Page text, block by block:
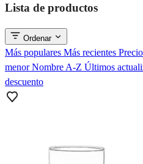
Lista de productos
Ordenar
Más populares Más recientes
menorNombre A-Z Últimos
descuento